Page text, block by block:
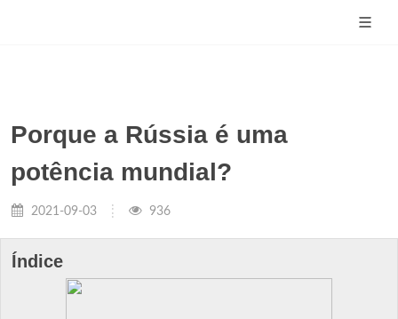
Porque a Rússia é uma
potência mundial?
2021-09-03 936
Índice